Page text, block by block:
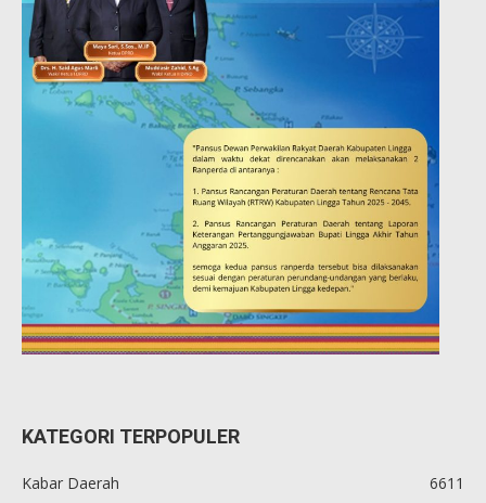
KATEGORI TERPOPULER
Kabar Daerah
6611